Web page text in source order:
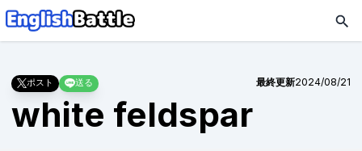
ポスト 送る 最終更新2024/08/21
white feldspar